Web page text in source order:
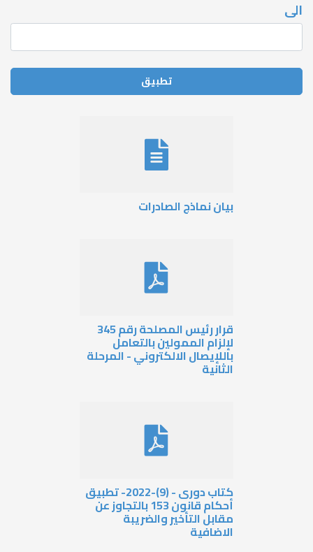
بيان نماذج الصادرات
قرار رئيس المصلحة رقم 345
لإلزام الممولين بالتعامل
باللإيصال الالكتروني - المرحلة
كتاب دورى - (9)-2022- تطبيق
أحكام قانون 153 بالتجاوز عن
مقابل التأخير والضريبة